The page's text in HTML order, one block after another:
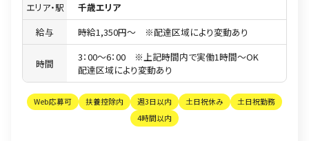
エリア・駅
千歳エリア
給与
時給1,350円〜 ※配達区域により変動あり
時間
3：00〜6：00 ※上記時間内で実働1時間〜OK
配達区域により変動あり
Web応募可 扶養控除内 週3日以内 土日祝休み
土日祝勤務
4時間以内